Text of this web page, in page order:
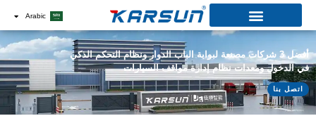
تخطي
إلى
المحتوى
Arabic
أفضل 3 شركات مصنعة لبوابة الباب الدوار ونظام التحكم الذكي
في الدخول ومعدات نظام إدارة مواقف السيارات
اتصل بنا